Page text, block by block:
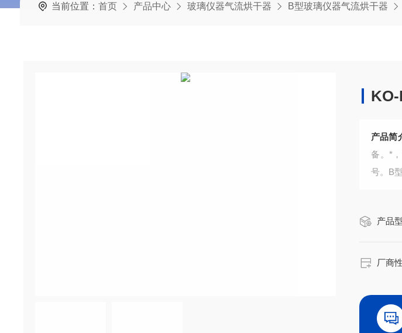
当前位置： 首页 产品中心 玻璃仪器气流烘干器 B型玻璃仪器气流烘干器
产品简
备。*
号。B
产品
厂商